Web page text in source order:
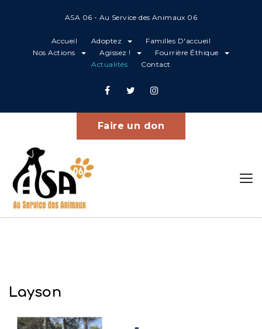
ASA 06 - Au Service des Animaux 06
Accueil Adoptez
Familles D'accueil
Nos Actions
Agissez !
Fourrière Éthique
Actualités
Contact
Faire un don
Home Layson
Layson